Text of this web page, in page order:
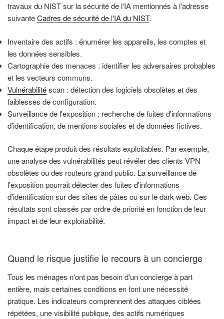
travaux du NIST sur la sécurité de l'IA mentionnés à l'adresse
suivanteCadres de sécurité de l'IA du NIST.
Inventaire des actifs : énumérer les appareils, les comptes et
les données sensibles.
Cartographie des menaces : identifier les adversaires probables
et les vecteurs communs.
Vulnérabilitéscan : détection des logiciels obsolètes et des
faiblesses de configuration.
Surveillance de l'exposition : recherche de fuites d'informations
d'identification, de mentions sociales et de données fictives.
Chaque étape produit des résultats exploitables. Par exemple,
une analyse des vulnérabilités peut révéler des clients VPN
obsolètes ou des routeurs grand public. La surveillance de
l'exposition pourrait détecter des fuites d'informations
d'identification sur des sites de pâtes ou sur le dark web. Ces
résultats sont classés par ordre de priorité en fonction de leur
impact et de leur exploitabilité.
Quand le risque justifie le recours à un concierge
Tous les ménages n'ont pas besoin d'un concierge à part
entière, mais certaines conditions en font une nécessité
pratique. Les indicateurs comprennent des attaques ciblées
répétées, une visibilité publique, des actifs numériques